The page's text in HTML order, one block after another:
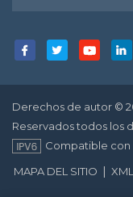
Derechos de autor ©
Reservados todos los
Compatible con
MAPA DEL SITIO | XML